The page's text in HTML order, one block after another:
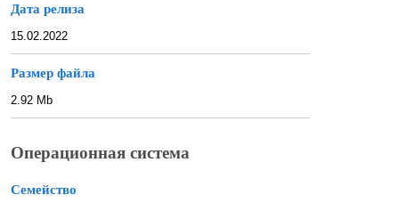
Дата релиза
15.02.2022
Размер файла
2.92 Mb
Операционная система
Семейство